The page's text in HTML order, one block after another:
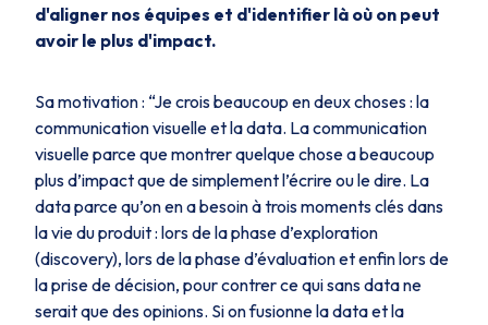
d'aligner nos équipes et d'identifier là où on peut
avoir le plus d'impact.
Sa motivation : “Je crois beaucoup en deux choses : la
communication visuelle et la data. La communication
visuelle parce que montrer quelque chose a beaucoup
plus d’impact que de simplement l’écrire ou le dire. La
data parce qu’on en a besoin à trois moments clés dans
la vie du produit : lors de la phase d’exploration
(discovery), lors de la phase d’évaluation et enfin lors de
la prise de décision, pour contrer ce qui sans data ne
serait que des opinions. Si on fusionne la data et la